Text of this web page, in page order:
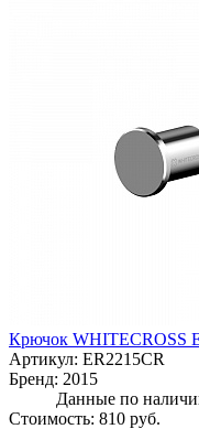
Крючок WHITECROSS
Артикул: ER2215CR
Бренд: 2015
Данные по
Стоимость: 810 руб.